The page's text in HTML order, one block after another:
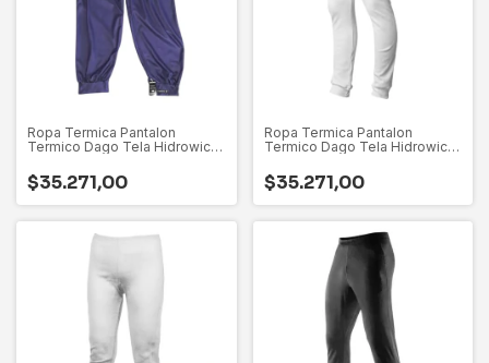
Ropa Termica Pantalon
Termico Dago Tela Hidrowick
$35.271,00
Ropa Termica Pantalon
Termico Dago Tela Hidrowick
$35.271,00